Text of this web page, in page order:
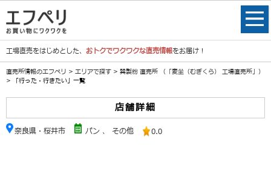
工場直売をはじめとした、 おトクでワクワクな直売情報をお届け！
直売所情報のエフペリ > エリアで探す > 巽製粉 直売所 （「麦坐（むぎくら） 工場直売所」）
> 「行った・行きたい」一覧
店舗詳細
奈良県・桜井市 パン 、 その他 0.0